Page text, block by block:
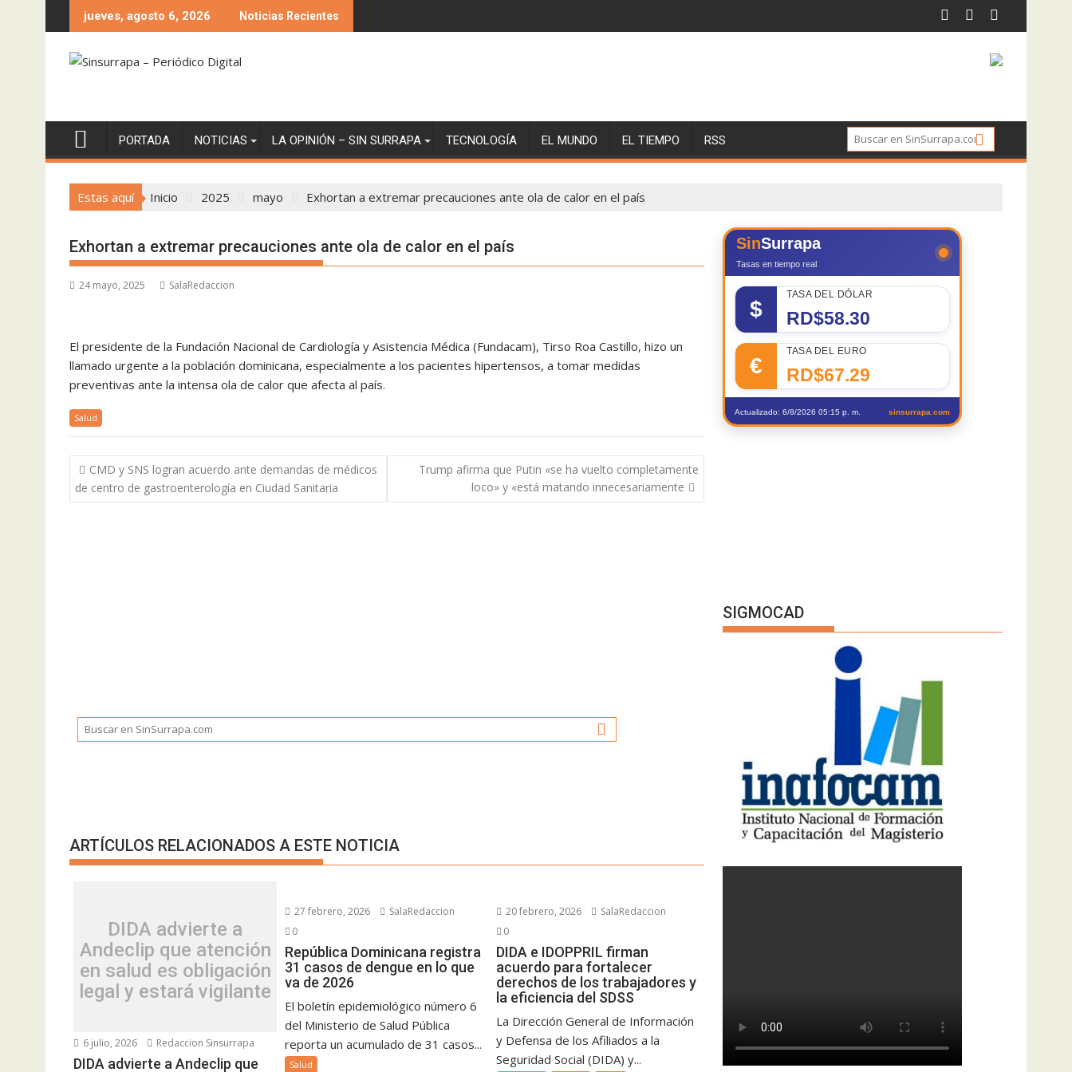
al
jueves, agosto 6, 2026 Noticias Recientes
PORTADA NOTICIAS LA OPINIÓN – SIN SURRAPA TECNOLOGÍA EL MUNDO EL TIEMPO RSS
Estas aquí Inicio 2025 mayo Exhortan a extremar precauciones ante ola de calor en el país
Exhortan a extremar precauciones ante ola de calor en el país
24 mayo, 2025 SalaRedaccion
El presidente de la Fundación Nacional de Cardiología y Asistencia Médica (Fundacam), Tirso Roa Castillo, hizo un
llamado urgente a la población dominicana, especialmente a los pacientes hipertensos, a tomar medidas
preventivas ante la intensa ola de calor que afecta al país.
Salud
Navegación
de
entradas
CMD y SNS logran acuerdo ante demandas de médicos
de centro de gastroenterología en Ciudad Sanitaria
Trump afirma que Putin «se ha vuelto completamente
loco» y «está matando innecesariamente
ARTÍCULOS RELACIONADOS A ESTE NOTICIA
DIDA advierte a
Andeclip que atención
en salud es obligación
legal y estará vigilante
6 julio, 2026 Redaccion Sinsurrapa
DIDA advierte a Andeclip que
27 febrero, 2026
SalaRedaccion
0
República Dominicana registra
31 casos de dengue en lo que
va de 2026
El boletín epidemiológico número 6
del Ministerio de Salud Pública
reporta un acumulado de 31 casos...
Salud
20 febrero, 2026
SalaRedaccion
0
DIDA e IDOPPRIL firman
acuerdo para fortalecer
derechos de los trabajadores y
la eficiencia del SDSS
La Dirección General de Información
y Defensa de los Afiliados a la
Seguridad Social (DIDA) y...
SinSurrapa
Tasas en tiempo real
$
TASA DEL DÓLAR
RD$58.30
€
TASA DEL EURO
RD$67.29
Actualizado: 6/8/2026 05:15 p. m. sinsurrapa.com
SIGMOCAD